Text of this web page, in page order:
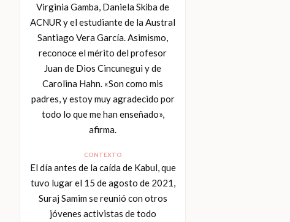
Virginia Gamba, Daniela Skiba de
ACNUR y el estudiante de la Austral
Santiago Vera García. Asimismo,
reconoce el mérito del profesor
Juan de Dios Cincunegui y de
Carolina Hahn. «Son como mis
padres, y estoy muy agradecido por
todo lo que me han enseñado»,
afirma.
CONTEXTO
El día antes de la caída de Kabul, que
tuvo lugar el 15 de agosto de 2021,
Suraj Samim se reunió con otros
jóvenes activistas de todo